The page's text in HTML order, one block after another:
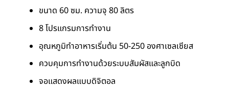
ขนาด 60 ซม. ความจุ 80 ลิตร
8 โปรแกรมการทำงาน
อุณหภูมิทำอาหารเริ่มต้น 50-250 องศาเซลเซียส
ควบคุมการทำงานด้วยระบบสัมผัสและลูกบิด
จอแสดงผลแบบดิจิตอล